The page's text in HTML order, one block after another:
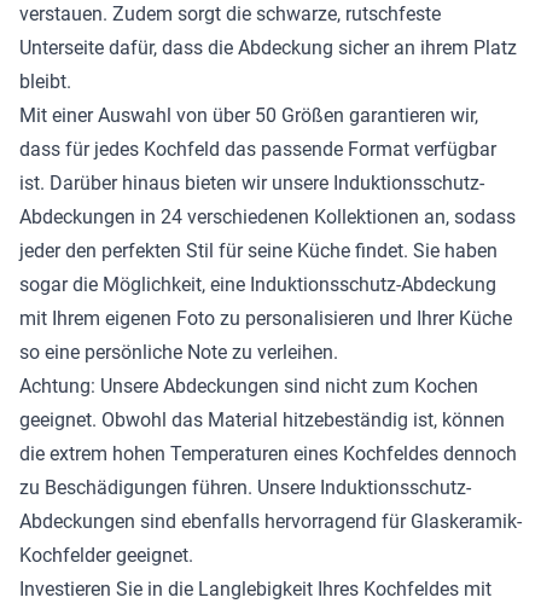
verstauen. Zudem sorgt die schwarze, rutschfeste
Unterseite dafür, dass die Abdeckung sicher an ihrem Platz
bleibt.
Mit einer Auswahl von über 50 Größen garantieren wir,
dass für jedes Kochfeld das passende Format verfügbar
ist. Darüber hinaus bieten wir unsere Induktionsschutz-
Abdeckungen in 24 verschiedenen Kollektionen an, sodass
jeder den perfekten Stil für seine Küche findet. Sie haben
sogar die Möglichkeit, eine Induktionsschutz-Abdeckung
mit Ihrem eigenen Foto zu personalisieren und Ihrer Küche
so eine persönliche Note zu verleihen.
Achtung: Unsere Abdeckungen sind nicht zum Kochen
geeignet. Obwohl das Material hitzebeständig ist, können
die extrem hohen Temperaturen eines Kochfeldes dennoch
zu Beschädigungen führen. Unsere Induktionsschutz-
Abdeckungen sind ebenfalls hervorragend für Glaskeramik-
Kochfelder geeignet.
Investieren Sie in die Langlebigkeit Ihres Kochfeldes mit